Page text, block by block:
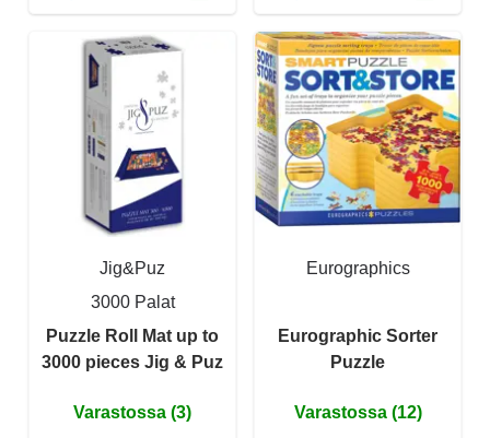
Jig&Puz
3000 Palat
Puzzle Roll Mat up to
3000 pieces Jig & Puz
Varastossa (3)
Eurographics
Eurographic Sorter
Puzzle
Varastossa (12)